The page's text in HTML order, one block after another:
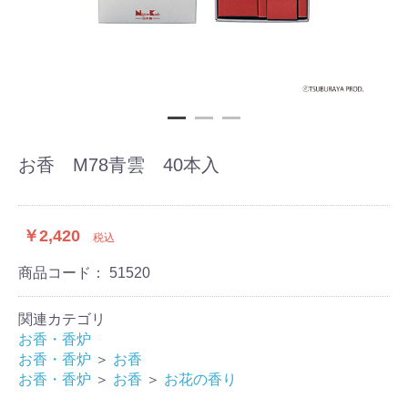
お香 M78青雲 40本入
￥2,420 税込
商品コード： 51520
関連カテゴリ
お香・香炉
お香・香炉 ＞ お香
お香・香炉 ＞ お香 ＞ お花の香り